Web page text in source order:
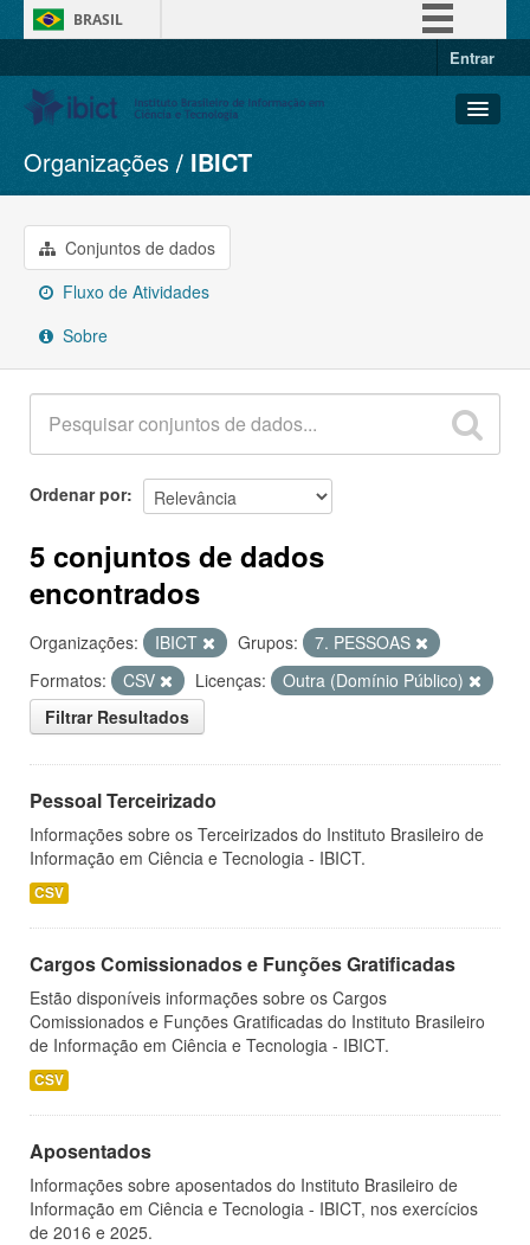
BRASIL
Entrar
Conjuntos de dados
Organizações
Grupos
Sobre
Organizações IBICT
Conjuntos de dados
Fluxo de Atividades
Sobre
Ordenar por
5 conjuntos de dados
encontrados
Organizações: IBICT Grupos:
7. PESSOAS
Formatos:
CSV Licenças:
Outra (Domínio Público)
Filtrar Resultados
Pessoal Terceirizado
Informações sobre os Terceirizados do Instituto Brasileiro de
Informação em Ciência e Tecnologia - IBICT.
CSV
Cargos Comissionados e Funções Gratificadas
Estão disponíveis informações sobre os Cargos
Comissionados e Funções Gratificadas do Instituto Brasileiro
de Informação em Ciência e Tecnologia - IBICT.
CSV
Aposentados
Informações sobre aposentados do Instituto Brasileiro de
Informação em Ciência e Tecnologia - IBICT, nos exercícios
de 2016 e 2025.